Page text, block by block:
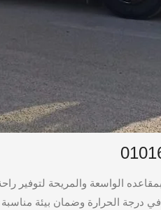
هو باص فاخر يتسع لـ 50 راكبًا، ويتميز
درجة الحرارة وضمان بيئة